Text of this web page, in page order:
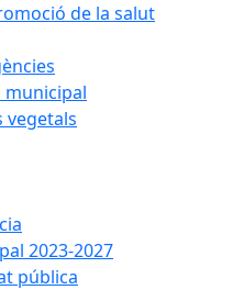
de la salut
municipal
vegetals
2023-2027
pública